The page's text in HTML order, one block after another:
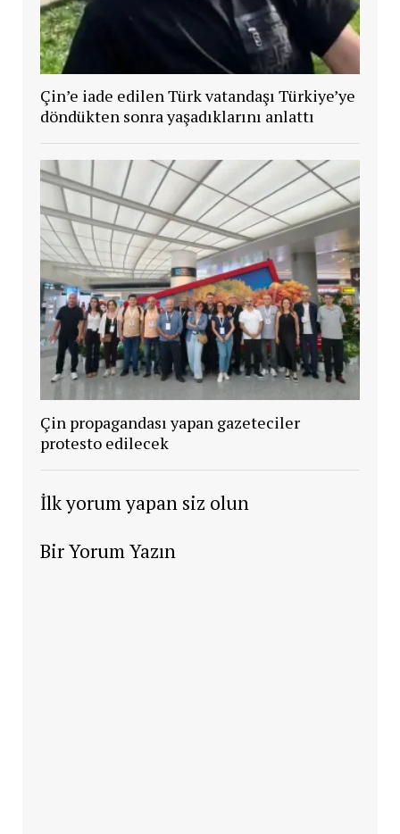
Çin’e iade edilen Türk vatandaşı Türkiye’ye
döndükten sonra yaşadıklarını anlattı
Çin propagandası yapan gazeteciler
protesto edilecek
İlk yorum yapan siz olun
Bir Yorum Yazın